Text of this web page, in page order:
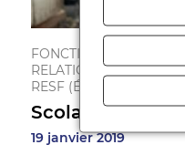
FONCTIONNEMENT DE
RELATIONS FAMILLE-
RESF (ÉDUCATION
Scolarisation
19 janvier 2019